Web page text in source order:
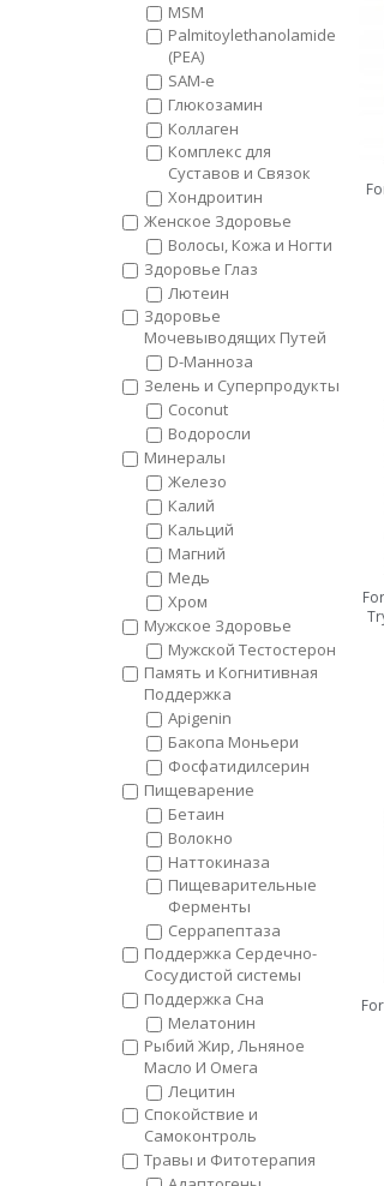
MSM
Palmitoylethanolamide
(PEA)
SAM-e
Глюкозамин
Коллаген
Комплекс для
Суставов и Связок
Хондроитин
Женское Здоровье
Волосы, Кожа и Ногти
Здоровье Глаз
Лютеин
Здоровье
Мочевыводящих Путей
D-Манноза
Зелень и Суперпродукты
Coconut
Водоросли
Минералы
Железо
Калий
Кальций
Магний
Медь
Хром
Мужское Здоровье
Мужской Тестостерон
Память и Когнитивная
Поддержка
Apigenin
Бакопа Моньери
Фосфатидилсерин
Пищеварение
Бетаин
Волокно
Наттокиназа
Пищеварительные
Ферменты
Серрапептаза
Поддержка Сердечно-
Сосудистой системы
Поддержка Сна
Мелатонин
Рыбий Жир, Льняное
Масло И Омега
Лецитин
Спокойствие и
Самоконтроль
Травы и Фитотерапия